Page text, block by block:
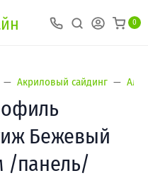
0
Акриловый сайдинг
Бежевый
/панель/